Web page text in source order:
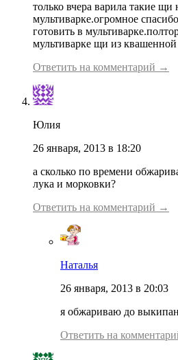
только вчера варила такие щи
мультиварке.огромное
готовить в
мультиварке щи из
Ответить на комментарий →
Юлия
26 января, 2013 в 18:20
а сколько по времени
лука и морковки?
Ответить на комментарий →
Наталья
26 января, 2013 в 20:03
я обжариваю до
Ответить на